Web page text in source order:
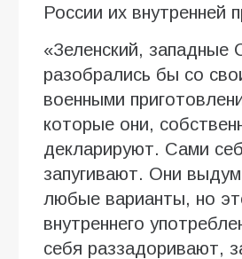
России их внутренней
«Зеленский,
разобрались бы со
военными
которые они,
декларируют. Сами
запугивают. Они
любые варианты, но
внутреннего
себя раззадоривают,